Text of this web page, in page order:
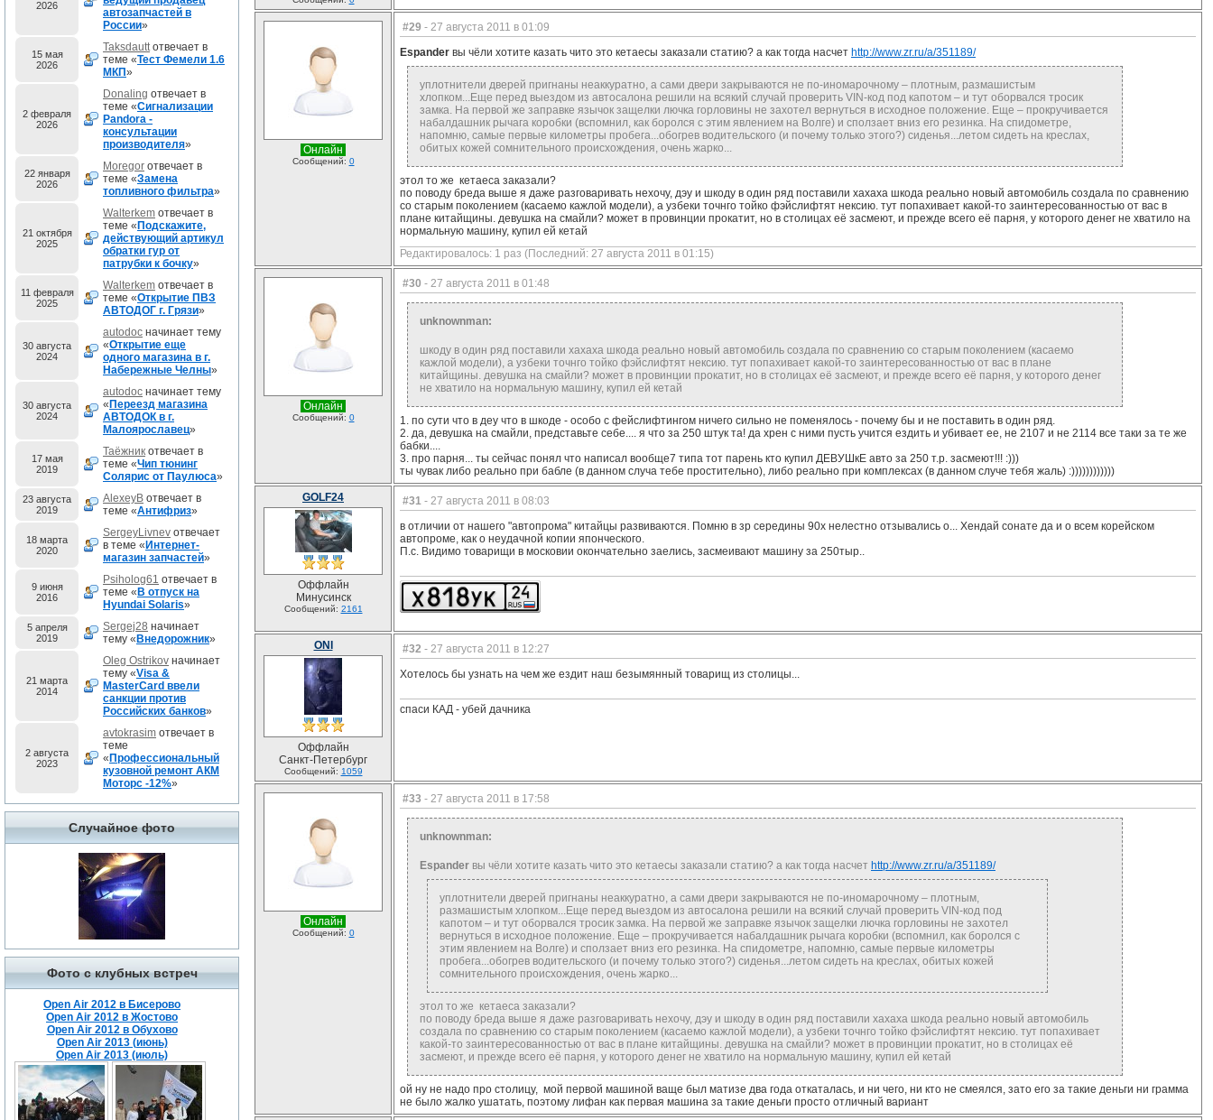
2026
автозапчастей в
России»
15 мая
2026
Taksdauttотвечает в
теме «Тест Фемели 1.6
МКП»
2 февраля
2026
Donaling отвечает в
теме «Сигнализации
Pandora -
консультации
производителя»
22 января
2026
Moregor отвечает в
теме «Замена
топливного фильтра»
21 октября
2025
Walterkem отвечает в
теме « Подскажите,
действующий артикул
обратки гур от
патрубки к бочку»
11 февраля
2025
Walterkem отвечает в
теме «Открытие ПВЗ
АВТОДОГ г. Грязи»
30 августа
2024
autodoc начинает тему
«Открытие еще
одного магазина в г.
Набережные Челны»
30 августа
2024
autodoc начинает тему
« Переезд магазина
АВТОДОК в г.
Малоярославец»
17 мая
2019
Таёжник отвечает в
теме «Чип тюнинг
Солярис от Паулюса»
23 августа
2019
AlexeyB отвечает в
теме «Антифриз»
18 марта
2020
SergeyLivnev отвечает
в теме « Интернет-
магазин запчастей»
9 июня
2016
Psiholog61 отвечает в
теме « В отпуск на
Hyundai Solaris»
5 апреля
2019
Sergej28 начинает
тему « Внедорожник»
21 марта
2014
Oleg Ostrikov начинает
тему «Visa &
MasterCard ввели
санкции против
Российских банков»
2 августа
2023
avtokrasim отвечает в
теме
« Профессиональный
кузовной ремонт АКМ
Моторс -12%»
Случайное фото
Фото с клубных встреч
Open Air 2012 в Бисерово
Open Air 2012 в Жостово
Open Air 2012 в Обухово
Open Air 2013 (июнь)
Open Air 2013 (июль)
Онлайн
Сообщений: 0
#29 - 27 августа 2011 в 01:09
Espander вы чёли хотите казать чито это кетаесы заказали статию? а как тогда насчет http://www.zr.ru/a/351189/
уплотнители дверей пригнаны неаккуратно, а сами двери закрываются не по-иномарочному – плотным, размашистым
хлопком...Еще перед выездом из автосалона решили на всякий случай проверить VIN-код под капотом – и тут оборвался тросик
замка. На первой же заправке язычок защелки лючка горловины не захотел вернуться в исходное положение. Еще – прокручивается
набалдашник рычага коробки (вспомнил, как боролся с этим явлением на Волге) и сползает вниз его резинка. На спидометре,
напомню, самые первые километры пробега...обогрев водительского (и почему только этого?) сиденья...летом сидеть на креслах,
обитых кожей сомнительного происхождения, очень жарко...
этол то же кетаеса заказали?
по поводу бреда выше я даже разговаривать нехочу, дэу и шкоду в один ряд поставили хахаха шкода реально новый автомобиль создала по сравнению
со старым поколением (касаемо кажлой модели), а узбеки точнго тойко фэйслифтят нексию. тут попахивает какой-то заинтересованностью от вас в
плане китайщины. девушка на смайли? может в провинции прокатит, но в столицах её засмеют, и прежде всего её парня, у которого денег не хватило на
нормальную машину, купил ей кетай
Редактировалось: 1 раз (Последний: 27 августа 2011 в 01:15)
Онлайн
Сообщений: 0
#30 - 27 августа 2011 в 01:48
unknownman:
шкоду в один ряд поставили хахаха шкода реально новый автомобиль создала по сравнению со старым поколением (касаемо
кажлой модели), а узбеки точнго тойко фэйслифтят нексию. тут попахивает какой-то заинтересованностью от вас в плане
китайщины. девушка на смайли? может в провинции прокатит, но в столицах её засмеют, и прежде всего её парня, у которого денег
не хватило на нормальную машину, купил ей кетай
1. по сути что в деу что в шкоде - особо с фейслифтингом ничего сильно не поменялось - почему бы и не поставить в один ряд.
2. да, девушка на смайли, представьте себе.... я что за 250 штук та! да хрен с ними пусть учится ездить и убивает ее, не 2107 и не 2114 все таки за те же
бабки....
3. про парня... ты сейчас понял что написал вообще7 типа тот парень кто купил ДЕВУШкЕ авто за 250 т.р. засмеют!!! :)))
ты чувак либо реально при бабле (в данном случа тебе простительно), либо реально при комплексах (в данном случе тебя жаль) :))))))))))))
GOLF24
Оффлайн
Минусинск
Сообщений: 2161
#31 - 27 августа 2011 в 08:03
в отличии от нашего "автопрома" китайцы развиваются. Помню в зр середины 90х нелестно отзывались о... Хендай сонате да и о всем корейском
автопроме, как о неудачной копии японческого.
П.с. Видимо товарищи в московии окончательно заелись, засмеивают машину за 250тыр..
ONI
Оффлайн
Санкт-Петербург
Сообщений: 1059
#32 - 27 августа 2011 в 12:27
Хотелось бы узнать на чем же ездит наш безымянный товарищ из столицы...
спаси КАД - убей дачника
Онлайн
Сообщений: 0
#33 - 27 августа 2011 в 17:58
unknownman:
Espander вы чёли хотите казать чито это кетаесы заказали статию? а как тогда насчет http://www.zr.ru/a/351189/
уплотнители дверей пригнаны неаккуратно, а сами двери закрываются не по-иномарочному – плотным,
размашистым хлопком...Еще перед выездом из автосалона решили на всякий случай проверить VIN-код под
капотом – и тут оборвался тросик замка. На первой же заправке язычок защелки лючка горловины не захотел
вернуться в исходное положение. Еще – прокручивается набалдашник рычага коробки (вспомнил, как боролся с
этим явлением на Волге) и сползает вниз его резинка. На спидометре, напомню, самые первые километры
пробега...обогрев водительского (и почему только этого?) сиденья...летом сидеть на креслах, обитых кожей
сомнительного происхождения, очень жарко...
этол то же кетаеса заказали?
по поводу бреда выше я даже разговаривать нехочу, дэу и шкоду в один ряд поставили хахаха шкода реально новый автомобиль
создала по сравнению со старым поколением (касаемо кажлой модели), а узбеки точнго тойко фэйслифтят нексию. тут попахивает
какой-то заинтересованностью от вас в плане китайщины. девушка на смайли? может в провинции прокатит, но в столицах её
засмеют, и прежде всего её парня, у которого денег не хватило на нормальную машину, купил ей кетай
ой ну не надо про столицу, мой первой машиной ваще был матизе два года откаталась, и ни чего, ни кто не смеялся, зато его за такие деньги ни грамма
не было жалко ушатать, поэтому лифан как первая машина за такие деньги просто отличный вариант